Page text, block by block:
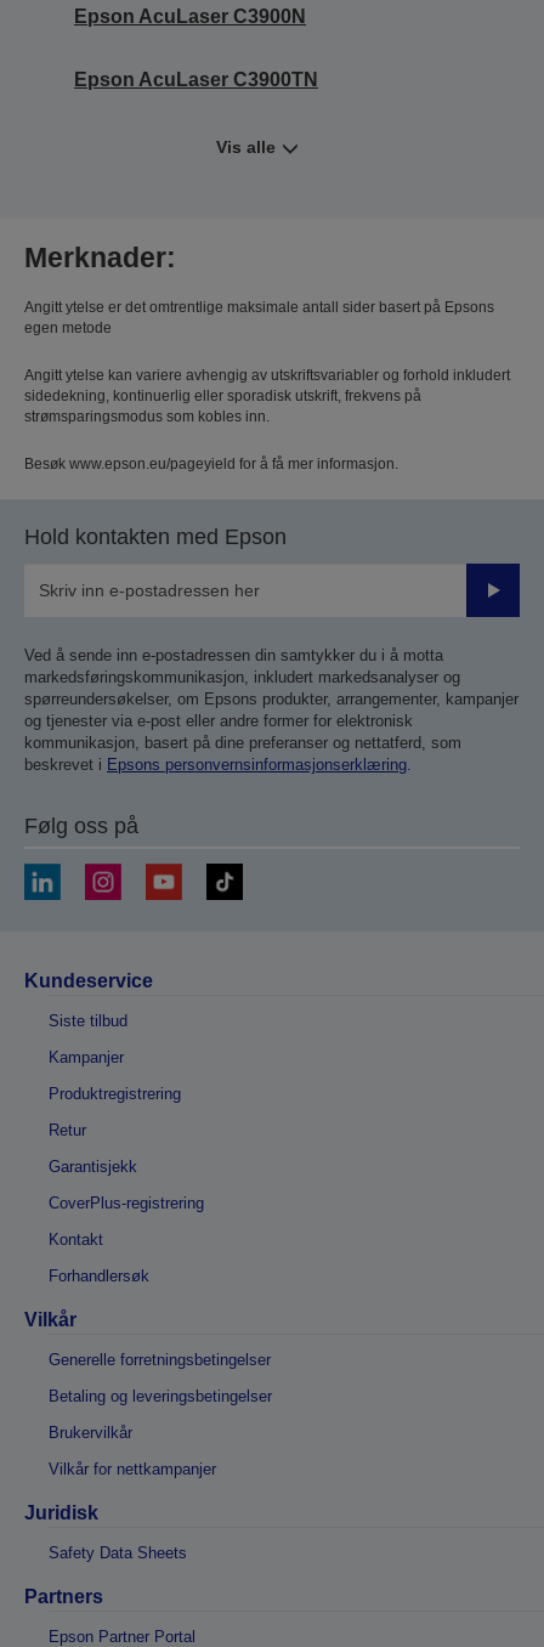
Epson AcuLaser C3900N
Epson AcuLaser C3900TN
Vis alle
Merknader:
Angitt ytelse er det omtrentlige maksimale antall sider basert på Epsons
egen metode
Angitt ytelse kan variere avhengig av utskriftsvariabler og forhold inkludert
sidedekning, kontinuerlig eller sporadisk utskrift, frekvens på
strømsparingsmodus som kobles inn.
Besøk www.epson.eu/pageyield for å få mer informasjon.
Hold kontakten med Epson
Send
Ved å sende inn e-postadressen din samtykker du i å motta
markedsføringskommunikasjon, inkludert markedsanalyser og
spørreundersøkelser, om Epsons produkter, arrangementer, kampanjer
og tjenester via e-post eller andre former for elektronisk
kommunikasjon, basert på dine preferanser og nettatferd, som
beskrevet i Epsons personvernsinformasjonserklæring.
Følg oss på
Kundeservice
Siste tilbud
Kampanjer
Produktregistrering
Retur
Garantisjekk
CoverPlus-registrering
Kontakt
Forhandlersøk
Vilkår
Generelle forretningsbetingelser
Betaling og leveringsbetingelser
Brukervilkår
Vilkår for nettkampanjer
Juridisk
Safety Data Sheets
Partners
Epson Partner Portal